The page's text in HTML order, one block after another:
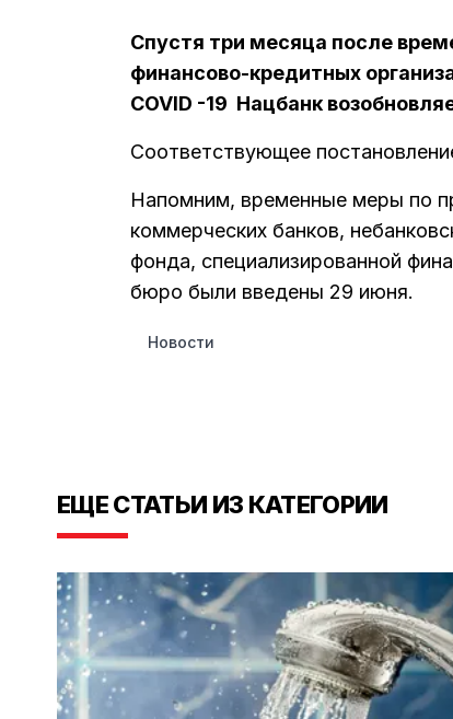
Спустя три месяца после
финансово-кредитных
COVID -19 Нацбанк
Соответствующее
Напомним, временные меры по
коммерческих банков,
фонда, специализированной
бюро были введены 29 июня.
Новости
ЕЩЕ СТАТЬИ ИЗ КАТЕГОРИИ